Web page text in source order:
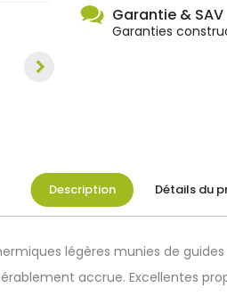
Garantie & SAV
Garanties
Description Détails du
légères munies de
accrue. Excellentes